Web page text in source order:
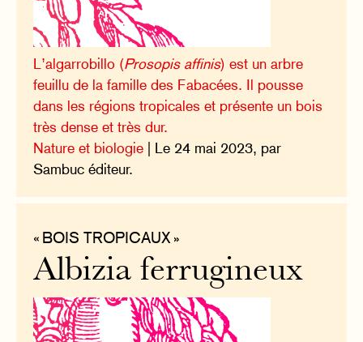
L’algarrobillo (Prosopis affinis) est un arbre
feuillu de la famille des Fabacées. Il pousse
dans les régions tropicales et présente un bois
très dense et très dur.
Nature et biologie | Le 24 mai 2023, par
Sambuc éditeur.
« BOIS TROPICAUX »
Albizia ferrugineux